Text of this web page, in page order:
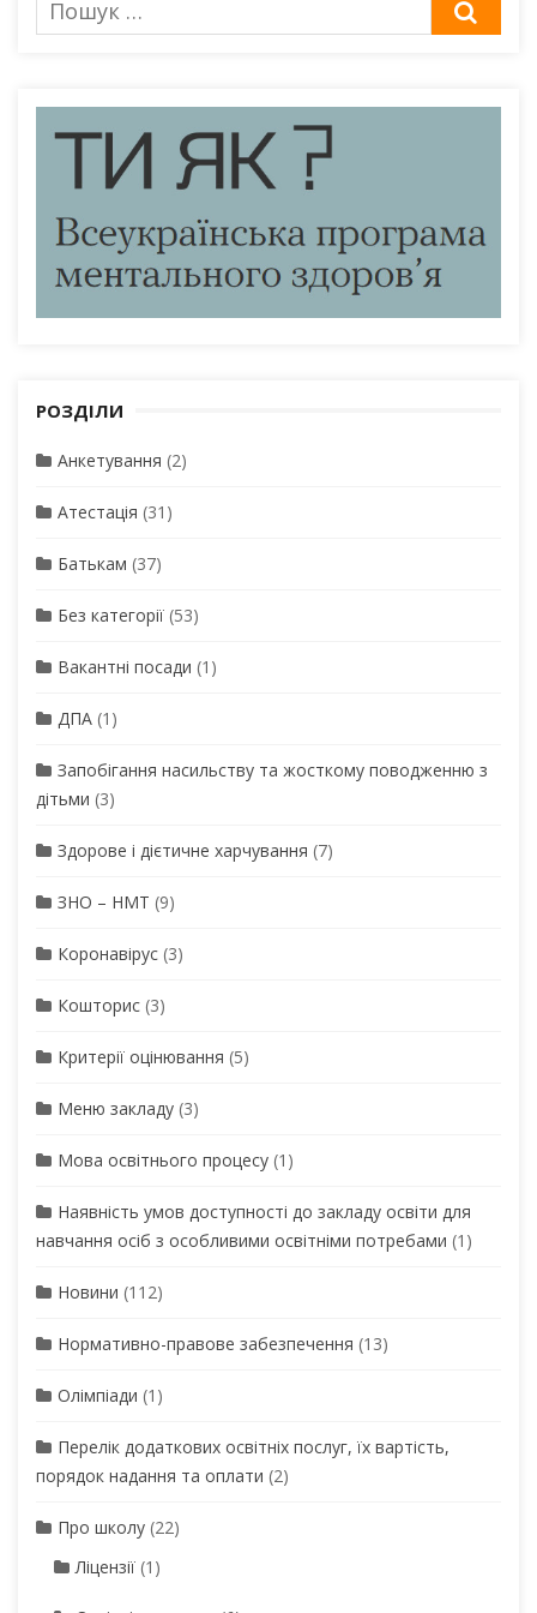
для:
РОЗДІЛИ
Анкетування (2)
Атестація (31)
Батькам (37)
Без категорії (53)
Вакантні посади (1)
ДПА (1)
Запобігання насильству та жосткому поводженню з
дітьми (3)
Здорове і дієтичне харчування (7)
ЗНО – НМТ (9)
Коронавірус (3)
Кошторис (3)
Критерії оцінювання (5)
Меню закладу (3)
Мова освітнього процесу (1)
Наявність умов доступності до закладу освіти для
навчання осіб з особливими освітніми потребами (1)
Новини (112)
Нормативно-правове забезпечення (13)
Олімпіади (1)
Перелік додаткових освітніх послуг, їх вартість,
порядок надання та оплати (2)
Про школу (22)
Ліцензії (1)